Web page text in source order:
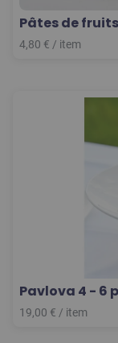
Pâtes de
4,80 € / item
Pavlova 4 - 6
19,00 € / item